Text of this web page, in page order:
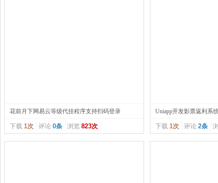
花前月下网易云等级代挂程序支持扫码登录
下载 1次 评论 0条 浏览 823次
Uniapp开发影票返利系
下载 1次 评论 2条